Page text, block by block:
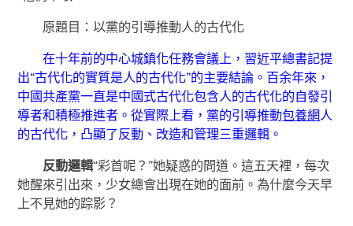
原題目：以黨的引導推動人的古代化
在十年前的中心城鎮化任務會議上，習近平總書記提
出“古代化的實質是人的古代化”的主要結論。百余年來，
中國共產黨一直是中國式古代化包含人的古代化的自發引
導者和積極推進者。從實際上看，黨的引導推動包養網人
的古代化，凸顯了反動、改造和管理三重邏輯。
反動邏輯“彩首呢？”她疑惑的問道。這五天裡，每次
她醒來引出來，少女總會出現在她的面前。為什麼今天早
上不見她的踪影？